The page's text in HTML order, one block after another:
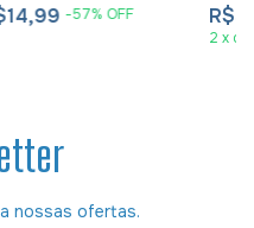
-57% OFF
2 x de
nossas ofertas.